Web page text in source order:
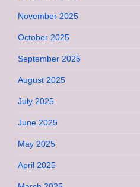
November 2025
October 2025
September 2025
August 2025
July 2025
June 2025
May 2025
April 2025